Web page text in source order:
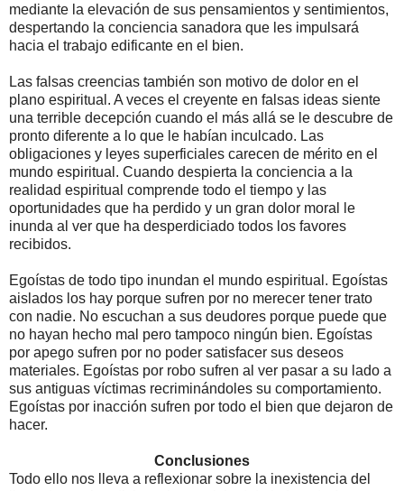
mediante la elevación de sus pensamientos y sentimientos,
despertando la conciencia sanadora que les impulsará
hacia el trabajo edificante en el bien.
Las falsas creencias también son motivo de dolor en el
plano espiritual. A veces el creyente en falsas ideas siente
una terrible decepción cuando el más allá se le descubre de
pronto diferente a lo que le habían inculcado. Las
obligaciones y leyes superficiales carecen de mérito en el
mundo espiritual. Cuando despierta la conciencia a la
realidad espiritual comprende todo el tiempo y las
oportunidades que ha perdido y un gran dolor moral le
inunda al ver que ha desperdiciado todos los favores
recibidos.
Egoístas de todo tipo inundan el mundo espiritual. Egoístas
aislados los hay porque sufren por no merecer tener trato
con nadie. No escuchan a sus deudores porque puede que
no hayan hecho mal pero tampoco ningún bien. Egoístas
por apego sufren por no poder satisfacer sus deseos
materiales. Egoístas por robo sufren al ver pasar a su lado a
sus antiguas víctimas recriminándoles su comportamiento.
Egoístas por inacción sufren por todo el bien que dejaron de
hacer.
Conclusiones
Todo ello nos lleva a reflexionar sobre la inexistencia del